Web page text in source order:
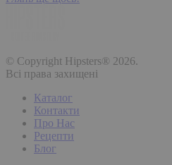
© Copyright Hipsters® 2026.
Всі права захищені
Каталог
Контакти
Про Нас
Рецепти
Блог